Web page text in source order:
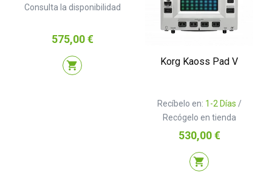
Consulta la disponibilidad
Precio
575,00 €
shopping_cart Korg Kaoss Pad V
Recíbelo en: 1-2 Días /
Recógelo en tienda
Precio
530,00 €
shopping_cart